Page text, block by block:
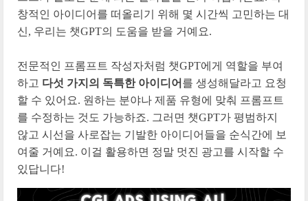
창적인 아이디어를 떠올리기 위해 몇 시간씩 고민하는 대
신, 우리는 챗GPT의 도움을 받을 거예요.
전문적인 프롬프트 작성자처럼 챗GPT에게 역할을 부여
하고 다섯 가지의 독특한 아이디어 를 생성해달라고 요청
할 수 있어요. 원하는 분야나 제품 유형에 맞춰 프롬프트
를 수정하는 것도 가능하죠. 그러면 챗GPT가 평범하지
않고 시선을 사로잡는 기발한 아이디어들을 순식간에 보
여줄 거예요. 이걸 활용하면 정말 멋진 광고를 시작할 수
있답니다!